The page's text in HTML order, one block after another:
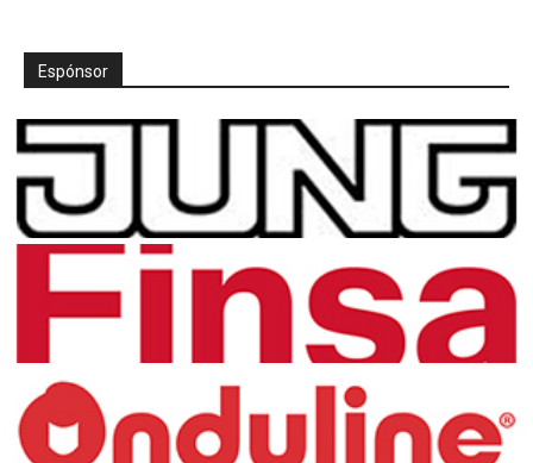
Espónsor